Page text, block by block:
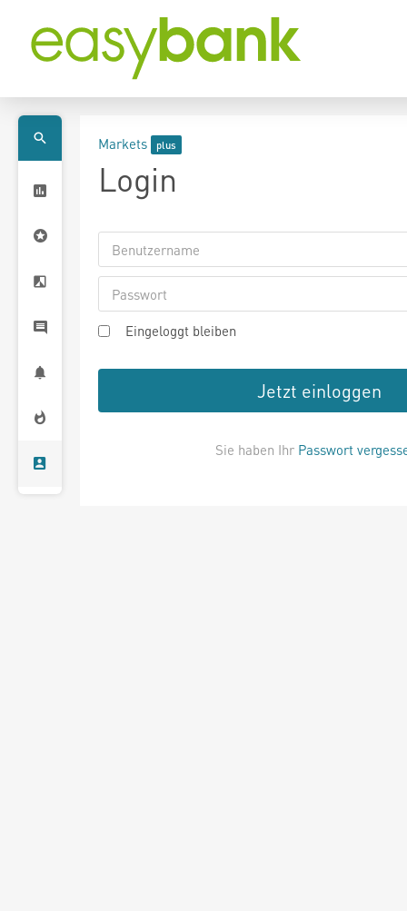
Markets
Login
Eingeloggt bleiben
Jetzt einloggen
Sie haben Ihr Passwort